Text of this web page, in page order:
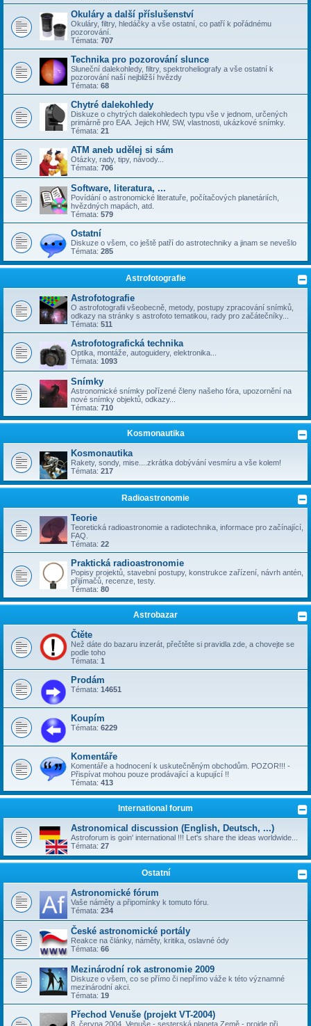
Okuláry a další příslušenství
Okuláry, filtry, hledáčky a vše ostatní, co patří k pořádnému
pozorování.
Témata: 707
Technika pro pozorování slunce
Sluneční dalekohledy, filtry, spektroheliografy a vše ostatní k
pozorování naší nejbližší hvězdy
Témata: 68
Chytré dalekohledy
Diskuze o chytrých dalekohledech typu vše v jednom, určených
primárně pro EAA. Jejich HW, SW, vlastnosti, ukázkové snímky.
Témata: 21
ATM aneb udělej si sám
Otázky, rady, tipy, návody...
Témata: 706
Software, literatura, ...
Povídání o astronomické literatuře, počítačových planetáriích,
hvězdných mapách, atd.
Témata: 579
Ostatní
Diskuze o všem, co ještě patří do astrotechniky a jinam se nevešlo
Témata: 285
Astrofotografie
Astrofotografie
O astrofotografii všeobecně, metody, postupy zpracování snímků,
odkazy na stránky s astrofoto tematikou, rady pro začátečníky...
Témata: 511
Astrofotografická technika
Optika, montáže, autoguidery, elektronika...
Témata: 1093
Snímky
Astronomické snímky pořízené členy našeho fóra, upozornění na
nové snímky objektů, odkazy...
Témata: 710
Kosmonautika
Kosmonautika
Rakety, sondy, mise....zkrátka dobývání vesmíru a vše kolem!
Témata: 217
Radioastronomie
Teorie
Teoretická radioastronomie a radiotechnika, informace pro začínající,
FAQ.
Témata: 22
Praktická radioastronomie
Popisy projektů, stavební postupy, konstrukce zařízení, návrh antén,
přijímačů, recenze, testy.
Témata: 80
Astrobazar
Čtěte
Než dáte do bazaru inzerát, přečtěte si pravidla zde, a chovejte se
podle toho
Témata: 1
Prodám
Témata: 14651
Koupím
Témata: 6229
Komentáře
Komentáře a hodnocení k uskutečněným obchodům. POZOR!!! -
Přispívat mohou pouze prodávající a kupující !!
Témata: 413
International forum
Astronomical discussion (English, Deutsch, ...)
Astroforum is goin' international !!! Let's share the ideas worldwide...
Témata: 27
Ostatní
Astronomické fórum
Vaše náměty a připomínky k tomuto fóru.
Témata: 234
České astronomické portály
Reakce na články, náměty, kritika, oslavné ódy
Témata: 66
Mezinárodní rok astronomie 2009
Diskuze o všem, co se přímo či nepřímo váže k této významné
mezinárodní akci.
Témata: 19
Přechod Venuše (projekt VT-2004)
8. června 2004, Venuše - sesterská planeta Země - projde při